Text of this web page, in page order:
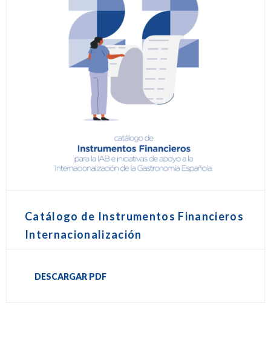
Catálogo de Instrumentos Financieros
Internacionalización
DESCARGAR PDF